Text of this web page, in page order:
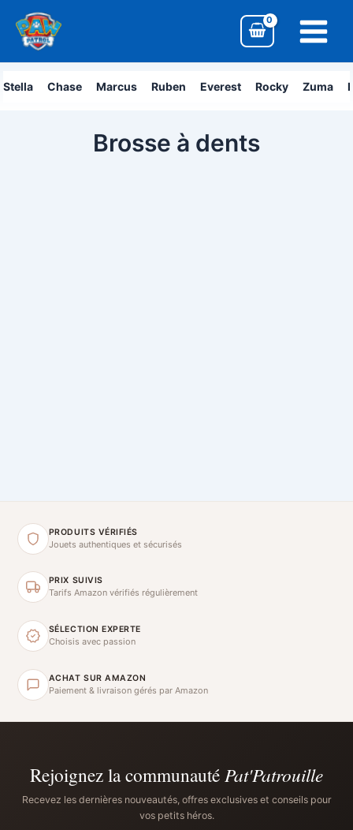
contenu
Menu
Stella Chase Marcus Ruben Everest Rocky Zuma
Brosse à dents
PRODUITS VÉRIFIÉS
Jouets authentiques et sécurisés
PRIX SUIVIS
Tarifs Amazon vérifiés régulièrement
SÉLECTION EXPERTE
Choisis avec passion
ACHAT SUR AMAZON
Paiement & livraison gérés par Amazon
Rejoignez la communauté Pat'Patrouille
Recevez les dernières nouveautés, offres exclusives et conseils pour
vos petits héros.